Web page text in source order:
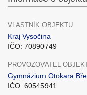
VLASTNÍK OBJEKTU
Kraj Vysočina
IČO: 70890749
PROVOZOVATEL
Gymnázium Otokara
IČO: 60545941